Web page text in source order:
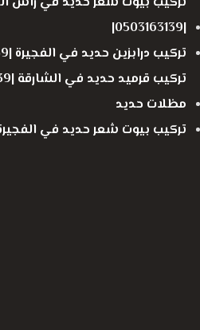
|0503163139|
تركيب درابزين حديد في الفجيرة |0503163139
مظلات حديد
تركيب بيوت شعر حديد في الفجيرة